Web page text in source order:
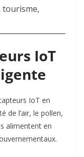
tourisme,
IoT
IoT en
de l’air, le pollen,
alimentent en